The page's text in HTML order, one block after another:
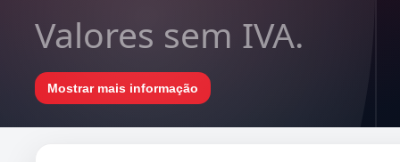
Valores sem IVA.
Mostrar mais informação